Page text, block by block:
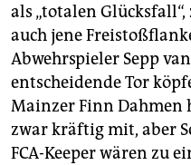
als „totalen
auch jene
Abwehrspieler Sepp
entscheidende Tor
Mainzer Finn
zwar kräftig mit, aber
FCA-Keeper wären zu